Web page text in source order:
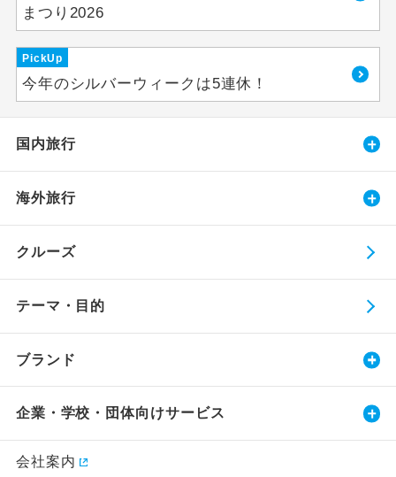
まつり2026
PickUp
今年のシルバーウィークは5連休！
国内旅行
海外旅行
クルーズ
テーマ・目的
ブランド
企業・学校・団体向けサービス
会社案内